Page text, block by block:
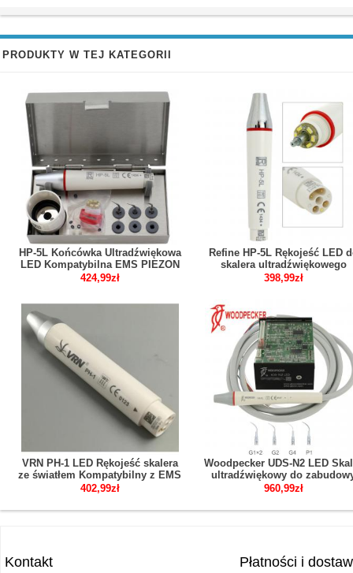
PRODUKTY W TEJ KATEGORII
HP-5L Końcówka Ultradźwiękowa
LED Kompatybilna EMS PIEZON
424,99zł
Refine HP-5L Rękojeść LED
skalera ultradźwiękowego
dentystycznego
398,99zł
VRN PH-1 LED Rękojeść skalera
ze światłem Kompatybilny z EMS
Woodpecker
402,99zł
Woodpecker UDS-N2 LED
ultradźwiękowy do
kompatybilny z EMS
960,99zł
Kontakt Płatności i